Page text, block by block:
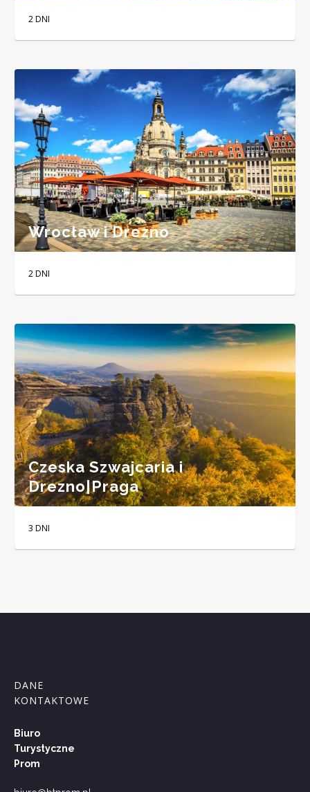
2 DNI
Wrocław i Drezno
2 DNI
Czeska Szwajcaria i
Drezno|Praga
3 DNI
DANE
KONTAKTOWE
Biuro
Turystyczne
Prom